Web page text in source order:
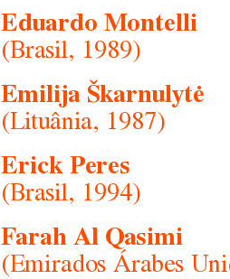
Eduardo Montelli
(Brasil, 1989)
Emilija Škarnulytė
(Lituânia, 1987)
Erick Peres
(Brasil, 1994)
Farah Al Qasimi
(Emirados Árabes